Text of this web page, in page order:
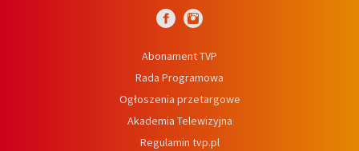
Abonament TVP
Rada Programowa
Ogłoszenia przetargowe
Akademia Telewizyjna
Regulamin tvp.pl